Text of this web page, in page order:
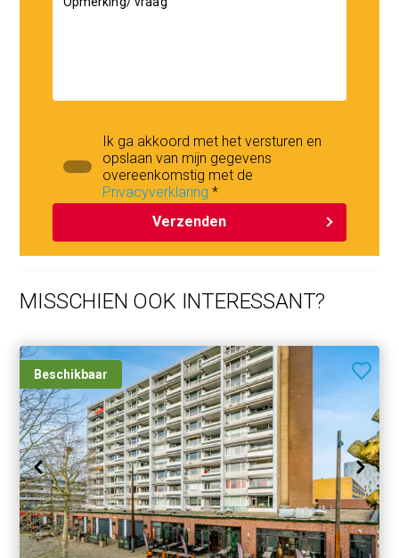
Ik ga akkoord met het versturen en
opslaan van mijn gegevens
overeenkomstig met de
Privacyverklaring *
Verzenden
MISSCHIEN OOK INTERESSANT?
Beschikbaar